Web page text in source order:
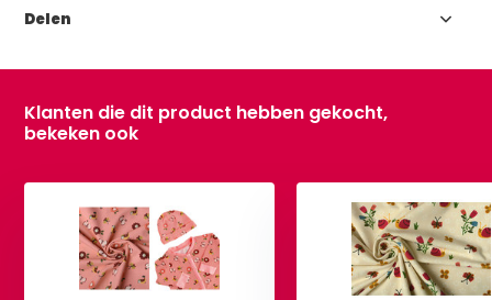
Delen
Klanten die dit product hebben gekocht,
bekeken ook